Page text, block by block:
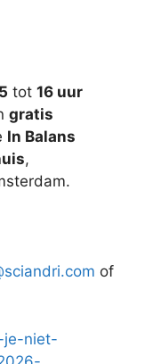
tot 16 uur
gratis
In Balans
,
of
je-niet-